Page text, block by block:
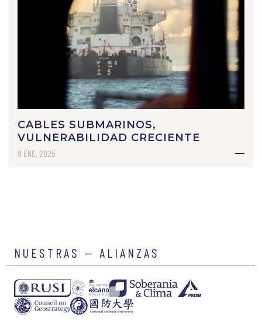
CABLES SUBMARINOS,
VULNERABILIDAD CRECIENTE
9 ENE, 2025
NUESTRAS — ALIANZAS